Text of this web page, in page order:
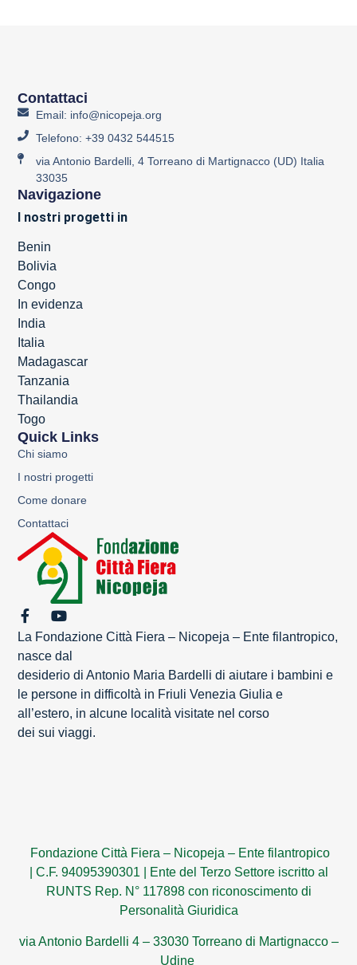
La Fondazione Città Fiera – Nicopeja – Ente filantropico,
nasce dal
desiderio di Antonio Maria Bardelli di aiutare i bambini e
le persone in difficoltà in Friuli Venezia Giulia e
all’estero, in alcune località visitate nel corso
dei sui viaggi.
Contattaci
Email: info@nicopeja.org
Telefono: +39 0432 544515
via Antonio Bardelli, 4 Torreano di Martignacco (UD) Italia
33035
Navigazione
I nostri progetti in
Benin
Bolivia
Congo
In evidenza
India
Italia
Madagascar
Tanzania
Thailandia
Togo
Quick Links
Chi siamo
I nostri progetti
Come donare
Contattaci
Fondazione Città Fiera – Nicopeja – Ente filantropico
C.F. 94095390301
Ente del Terzo Settore iscritto al
RUNTS Rep. N° 117898 con riconoscimento di
Personalità Giuridica
via Antonio Bardelli 4 – 33030 Torreano di Martignacco –
Udine